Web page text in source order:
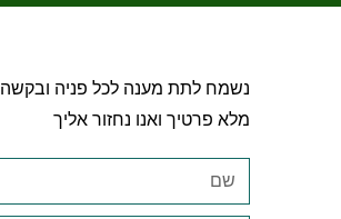
נשמח לתת מענה לכל פניה ובקשה
מלא פרטיך ואנו נחזור אליך